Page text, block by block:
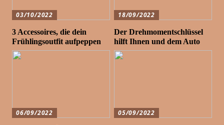
03/10/2022
3 Accessoires, die dein
Frühlingsoutfit aufpeppen
18/09/2022
Der Drehmomentschlüssel
hilft Ihnen und dem Auto
06/09/2022 05/09/2022